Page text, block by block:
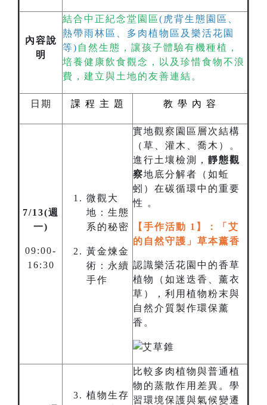
內容說
明
結合中正紀念堂園區(虎背生態園區、
熱帶雨林區、多肉植物區及樂活花園
等) 自然生態，讓孩子體驗有機種植，
培養健康飲食觀念，以及珍惜食物不浪
費，建立與土地的友善連結。
日期 課 程 主 題 教 學 內 容
7/13(週
一)
09:00-
16:30
微觀大
地：生態
系的秘密
黃金煉金
術：永續
手作
實地觀察園區層次結構
（草、灌木、喬木）。
進行土壤檢測， 靜態觀
察地底分解者（如蚯
蚓）在碳循環中的重要
性 。
【手作活動 1】：「艾
的自然守護」草本薰香
認識樂活花園中的香草
植物（如迷迭香、薰衣
草），利用植物粉末與
自然介質製作環保薰
香。
植物生存
比較多肉植物與普通植
物的蒸散作用差異。學
習環境保護與氣候變遷